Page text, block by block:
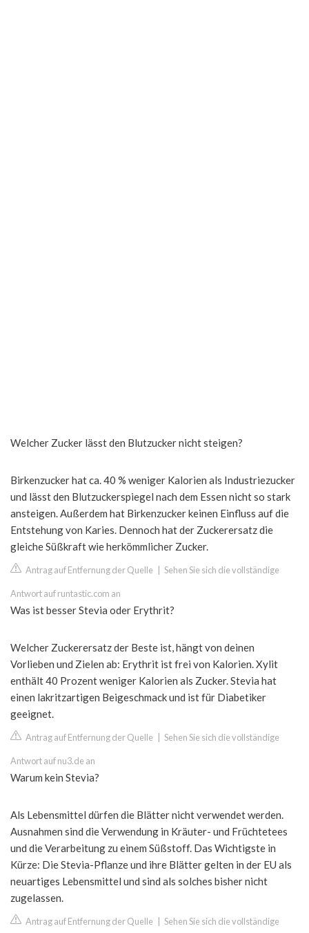
Welcher Zucker lässt den Blutzucker nicht steigen?
Birkenzucker hat ca. 40 % weniger Kalorien als Industriezucker
und lässt den Blutzuckerspiegel nach dem Essen nicht so stark
ansteigen. Außerdem hat Birkenzucker keinen Einfluss auf die
Entstehung von Karies. Dennoch hat der Zuckerersatz die
gleiche Süßkraft wie herkömmlicher Zucker.
Antrag auf Entfernung der Quelle Sehen Sie sich die vollständige
Antwort auf runtastic.com an
Was ist besser Stevia oder Erythrit?
Welcher Zuckerersatz der Beste ist, hängt von deinen
Vorlieben und Zielen ab: Erythrit ist frei von Kalorien. Xylit
enthält 40 Prozent weniger Kalorien als Zucker. Stevia hat
einen lakritzartigen Beigeschmack und ist für Diabetiker
geeignet.
Antrag auf Entfernung der Quelle Sehen Sie sich die vollständige
Antwort auf nu3.de an
Warum kein Stevia?
Als Lebensmittel dürfen die Blätter nicht verwendet werden.
Ausnahmen sind die Verwendung in Kräuter- und Früchtetees
und die Verarbeitung zu einem Süßstoff. Das Wichtigste in
Kürze: Die Stevia-Pflanze und ihre Blätter gelten in der EU als
neuartiges Lebensmittel und sind als solches bisher nicht
zugelassen.
Antrag auf Entfernung der Quelle Sehen Sie sich die vollständige